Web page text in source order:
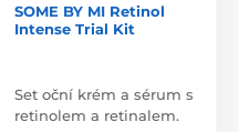
SOME BY MI Retinol
Intense Trial Kit
Set oční krém a sérum s
retinolem a retinalem.